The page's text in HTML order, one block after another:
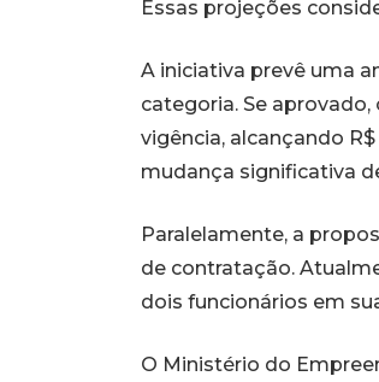
Essas projeções
A iniciativa prevê uma
categoria. Se aprovado,
vigência, alcançando
mudança significativa
Paralelamente, a
de contratação.
dois funcionários em
O Ministério do